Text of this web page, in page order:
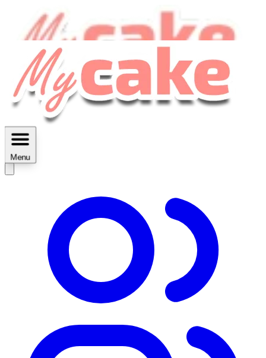
MyCake Academy c'est :
des fiches imprimables ...
Découvrir
Menu